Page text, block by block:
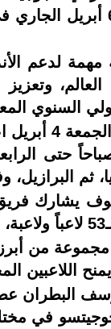
لدعم
العالم،
السنوي
من الساعة
ثم
من أبرز
اللاعبين
البطران
في